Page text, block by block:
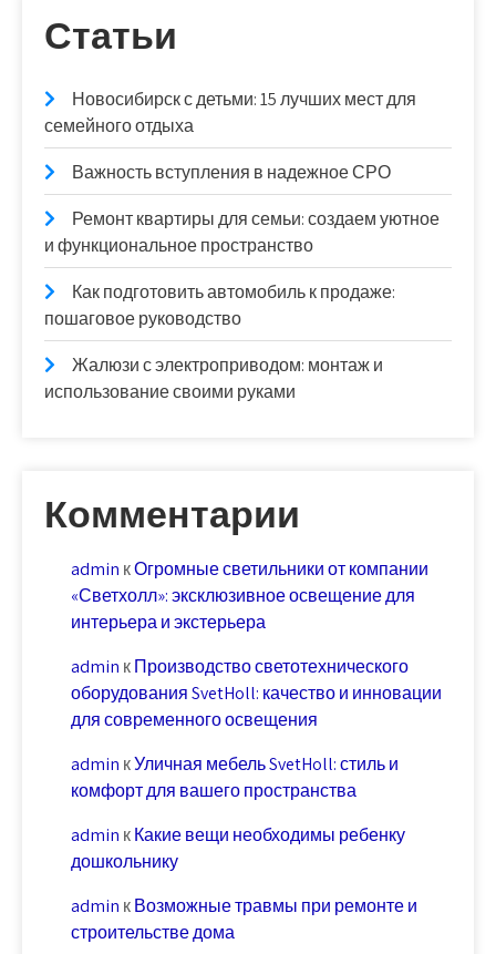
Статьи
Новосибирск с детьми: 15 лучших мест для
семейного отдыха
Важность вступления в надежное СРО
Ремонт квартиры для семьи: создаем уютное
и функциональное пространство
Как подготовить автомобиль к продаже:
пошаговое руководство
Жалюзи с электроприводом: монтаж и
использование своими руками
Комментарии
admin кОгромные светильники от компании
«Светхолл»: эксклюзивное освещение для
интерьера и экстерьера
admin кПроизводство светотехнического
оборудования SvetHoll: качество и инновации
для современного освещения
admin кУличная мебель SvetHoll: стиль и
комфорт для вашего пространства
admin кКакие вещи необходимы ребенку
дошкольнику
admin кВозможные травмы при ремонте и
строительстве дома